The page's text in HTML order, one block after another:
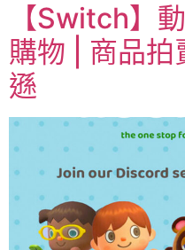
【Switch】
購物 | 商品拍
遜